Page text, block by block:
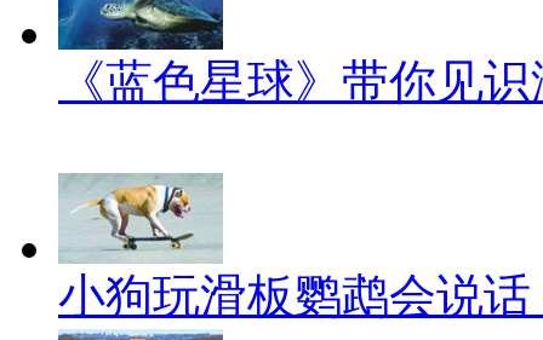
《蓝色星球》带你见
小狗玩滑板鹦鹉会说